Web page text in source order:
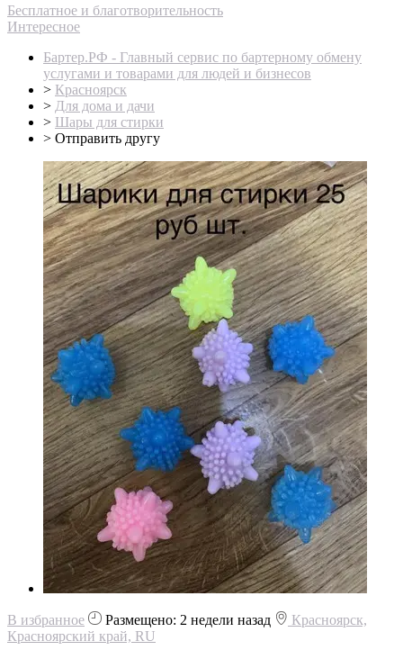
Бесплатное и благотворительность
Интересное
Бартер.РФ - Главный сервис по бартерному обмену
услугами и товарами для людей и бизнесов
> Красноярск
> Для дома и дачи
> Шары для стирки
> Отправить другу
В избранное Размещено: 2 недели назад
Красноярск,
Красноярский край, RU